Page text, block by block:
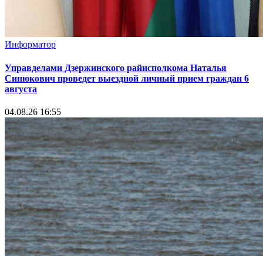
Информатор
Управделами Дзержинского райисполкома Наталья
Синюкович проведет выездной личный прием граждан 6
августа
04.08.26 16:55